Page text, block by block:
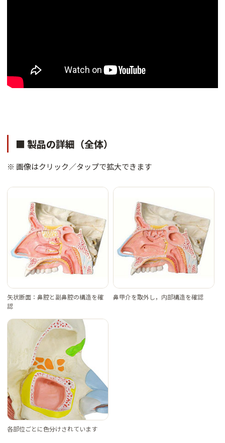
■ 製品の詳細（全体）
※ 画像はクリック／タップで拡大できます
矢状断面：鼻腔と副鼻腔の構造を確
認
鼻甲介を取外し，内部構造を確認
各部位ごとに色分けされています